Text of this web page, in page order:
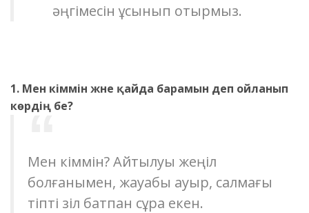
әңгімесін ұсынып отырмыз.
1. Мен кіммін және қайда барамын деп ойланып
көрдің бе?
Мен кіммін? Айтылуы жеңіл
болғанымен, жауабы ауыр, салмағы
тіпті зіл батпан сұрақ екен.